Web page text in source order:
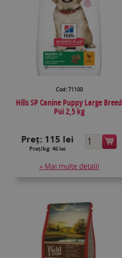
Cod: 71100
Hills SP Canine Puppy Large Breed
Pui 2,5 kg
Preț: 115 lei
Preț/kg: 46 lei
» Mai multe detalii